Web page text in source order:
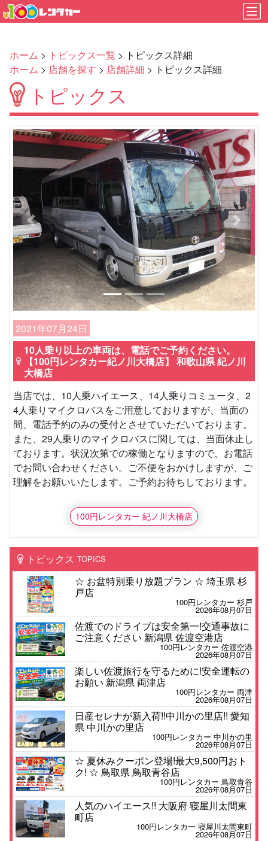
ホーム > トピックス一覧 > トピックス詳細
ホーム > 店舗を探す > 店舗詳細 > トピックス詳細
トピックス
Previous Next
2021年07月24日
10人乗り以上の車両は、電話でご予約ください。
【100円レンタカー紀ノ川大橋店】 和歌山県 紀ノ川
大橋店
当店では、10人乗ハイエース、14人乗りコミュータ、2
4人乗りマイクロバスをご用意しておりますが、当面の
間、電話予約のみの受付とさせていただいております。
また、29人乗りのマイクロバスに関しては、当面休止し
ております。状況次第での稼働となりますので、お電話
でお問い合わせください。ご不便をおかけしますが、ご
理解をお願いいたします。ご予約お待ちしております。
100円レンタカー 紀ノ川大橋店
トピックス TOPICS
☆ お盆特別乗り放題プラン ☆ 埼玉県 杉
戸店
100円レンタカー 杉戸
2026年08月07日
佐渡でのドライブは安全第一!交通事故に
ご注意ください 新潟県 佐渡空港店
100円レンタカー 佐渡空港
2026年08月07日
楽しい佐渡旅行を守るために!安全運転の
お願い 新潟県 両津店
100円レンタカー 両津
2026年08月07日
日産セレナが新入荷!!中川かの里店!! 愛知
県 中川かの里店
100円レンタカー 中川かの里
2026年08月07日
☆ 夏休みクーポン登場!最大9,500円おト
ク! ☆ 鳥取県 鳥取青谷店
100円レンタカー 鳥取青谷
2026年08月07日
人気のハイエース!! 大阪府 寝屋川太間東
町店
100円レンタカー 寝屋川太間東町
2026年08月07日